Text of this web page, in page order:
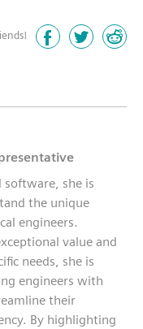
software, she is
the unique
engineers.
value and
needs, she is
engineers with
their
By highlighting